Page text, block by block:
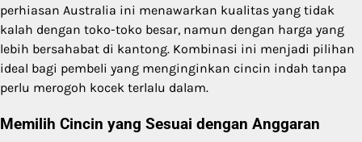
perhiasan Australia ini menawarkan kualitas yang tidak
kalah dengan toko-toko besar, namun dengan harga yang
lebih bersahabat di kantong. Kombinasi ini menjadi pilihan
ideal bagi pembeli yang menginginkan cincin indah tanpa
perlu merogoh kocek terlalu dalam.
Memilih Cincin yang Sesuai dengan Anggaran